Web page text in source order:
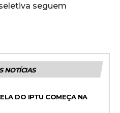
seguem
NOTÍCIAS
DO IPTU COMEÇA NA